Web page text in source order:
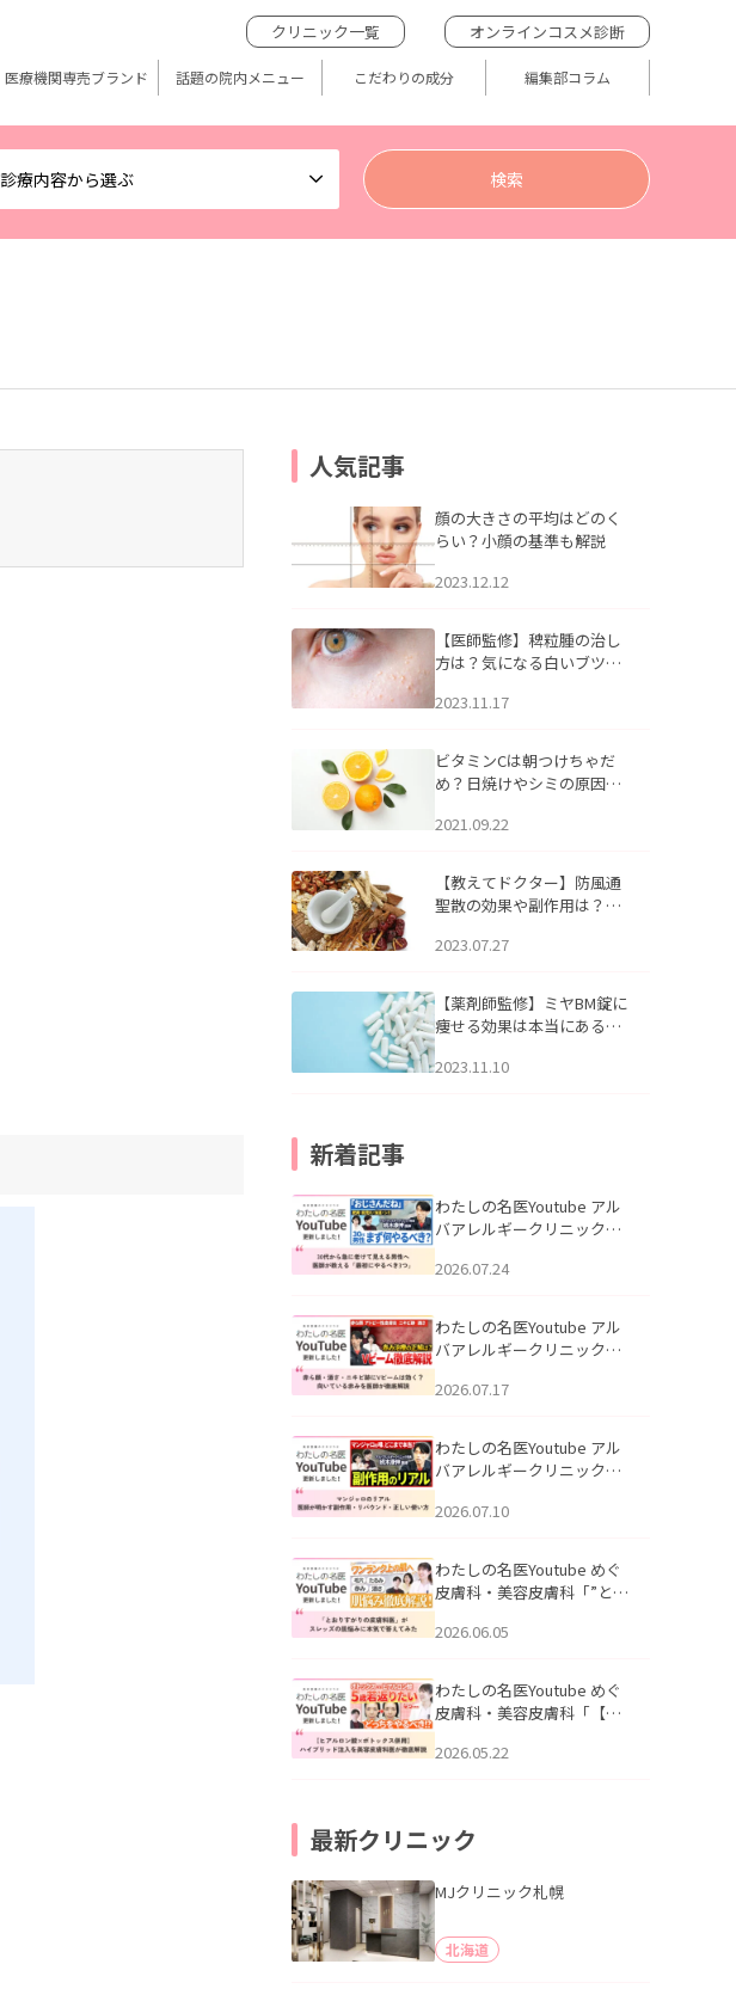
診療内容から選ぶ
クリニック一覧 オンラインコスメ診断
医療機関専売ブランド 話題の院内メニュー こだわりの成分 編集部コラム
人気記事
顔の大きさの平均はどのく
らい？小顔の基準も解説
2023.12.12
【医師監修】稗粒腫の治し
方は？気になる白いブツブ
アについて
2023.11.17
ビタミンCは朝つけちゃだ
め？日焼けやシミの原因に
2021.09.22
【教えてドクター】防風通
聖散の効果や副作用は？長
2023.07.27
【薬剤師監修】ミヤBM錠に
痩せる効果は本当にある
2023.11.10
新着記事
わたしの名医Youtube アル
バアレルギークリニック札
える男性へ｜医師が教える
公開いたしました。
2026.07.24
わたしの名医Youtube アル
バアレルギークリニック札
跡にVビームは効く？向いて
説」を公開いたしました。
2026.07.17
わたしの名医Youtube アル
バアレルギークリニック札
医師が明かす副作用・リバ
公開いたしました。
2026.07.10
わたしの名医Youtube めぐ
皮膚科・美容皮膚科「”とお
ッズの肌悩みに本気で答え
た。
2026.06.05
わたしの名医Youtube めぐ
皮膚科・美容皮膚科「【ヒ
用】ハイブリッド注入を美
2026.05.22
最新クリニック
MJクリニック札幌
北海道